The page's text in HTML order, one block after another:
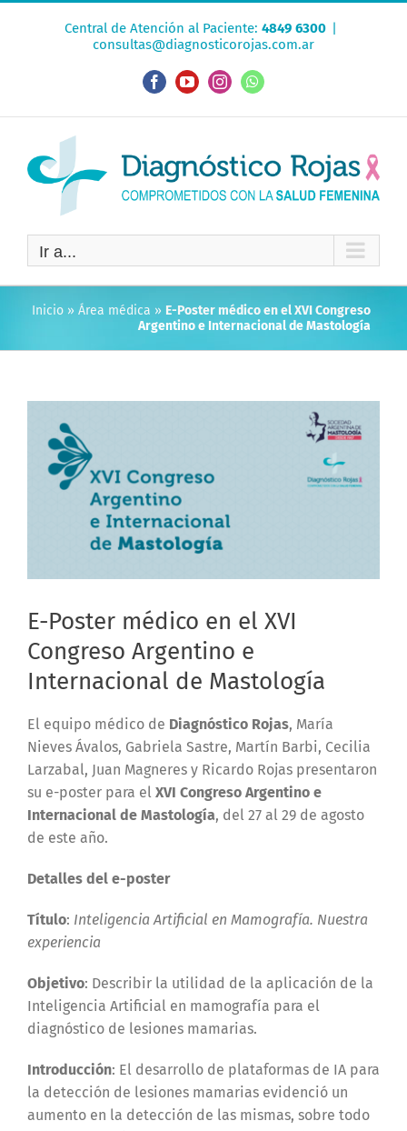
Central de Atención al Paciente: 4849 6300 |
consultas@diagnosticorojas.com.ar
FacebookYouTubeInstagramWhatsApp
Ir a...
Inicio » Área médica » E-Poster médico en el XVI Congreso
Argentino e Internacional de Mastología
E-Poster médico en el XVI
Congreso Argentino e
Internacional de Mastología
El equipo médico de Diagnóstico Rojas, María
Nieves Ávalos, Gabriela Sastre, Martín Barbi, Cecilia
Larzabal, Juan Magneres y Ricardo Rojas presentaron
su e-poster para el XVI Congreso Argentino e
Internacional de Mastología, del 27 al 29 de agosto
de este año.
Detalles del e-poster
Título: Inteligencia Artificial en Mamografía. Nuestra
experiencia
Objetivo: Describir la utilidad de la aplicación de la
Inteligencia Artificial en mamografía para el
diagnóstico de lesiones mamarias.
Introducción: El desarrollo de plataformas de IA para
la detección de lesiones mamarias evidenció un
aumento en la detección de las mismas, sobre todo